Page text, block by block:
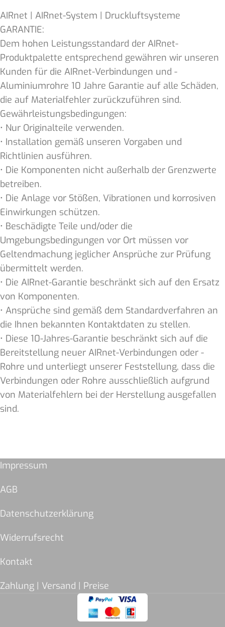
AIRnet | AIRnet-System | Druckluftsysteme
GARANTIE:
Dem hohen Leistungsstandard der AIRnet-
Produktpalette entsprechend gewähren wir unseren
Kunden für die AIRnet-Verbindungen und -
Aluminiumrohre 10 Jahre Garantie auf alle Schäden,
die auf Materialfehler zurückzuführen sind.
Gewährleistungsbedingungen:
• Nur Originalteile verwenden.
• Installation gemäß unseren Vorgaben und
Richtlinien ausführen.
• Die Komponenten nicht außerhalb der Grenzwerte
betreiben.
• Die Anlage vor Stößen, Vibrationen und korrosiven
Einwirkungen schützen.
• Beschädigte Teile und/oder die
Umgebungsbedingungen vor Ort müssen vor
Geltendmachung jeglicher Ansprüche zur Prüfung
übermittelt werden.
• Die AIRnet-Garantie beschränkt sich auf den Ersatz
von Komponenten.
• Ansprüche sind gemäß dem Standardverfahren an
die Ihnen bekannten Kontaktdaten zu stellen.
• Diese 10-Jahres-Garantie beschränkt sich auf die
Bereitstellung neuer AIRnet-Verbindungen oder -
Rohre und unterliegt unserer Feststellung, dass die
Verbindungen oder Rohre ausschließlich aufgrund
von Materialfehlern bei der Herstellung ausgefallen
sind.
Impressum
AGB
Datenschutzerklärung
Widerrufsrecht
Kontakt
Zahlung | Versand | Preise